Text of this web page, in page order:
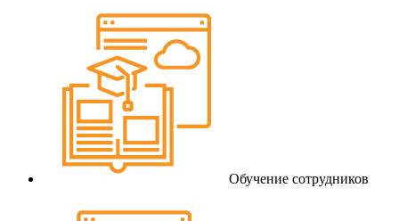
Обучение сотрудников